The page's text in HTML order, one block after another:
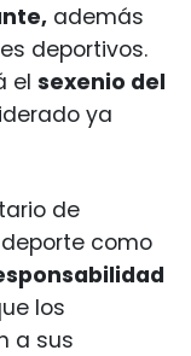
además
deportivos.
el sexenio del
ya
de
como
los
a sus